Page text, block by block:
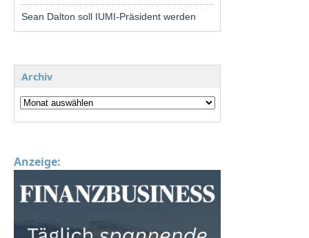
Sean Dalton soll IUMI-Präsident werden
Archiv
Anzeige: